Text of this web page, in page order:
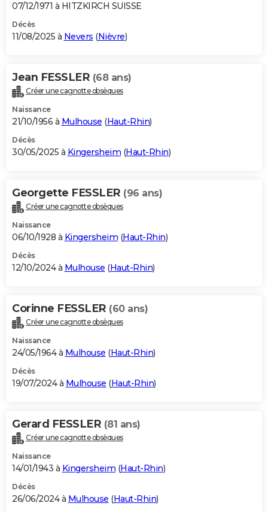
07/12/1971 à HITZKIRCH SUISSE
Décès
11/08/2025 à Nevers (Nièvre)
Jean FESSLER (68 ans)
Créer une cagnotte obsèques
Naissance
21/10/1956 à Mulhouse (Haut-Rhin)
Décès
30/05/2025 à Kingersheim (Haut-Rhin)
Georgette FESSLER (96 ans)
Créer une cagnotte obsèques
Naissance
06/10/1928 à Kingersheim (Haut-Rhin)
Décès
12/10/2024 à Mulhouse (Haut-Rhin)
Corinne FESSLER (60 ans)
Créer une cagnotte obsèques
Naissance
24/05/1964 à Mulhouse (Haut-Rhin)
Décès
19/07/2024 à Mulhouse (Haut-Rhin)
Gerard FESSLER (81 ans)
Créer une cagnotte obsèques
Naissance
14/01/1943 à Kingersheim (Haut-Rhin)
Décès
26/06/2024 à Mulhouse (Haut-Rhin)